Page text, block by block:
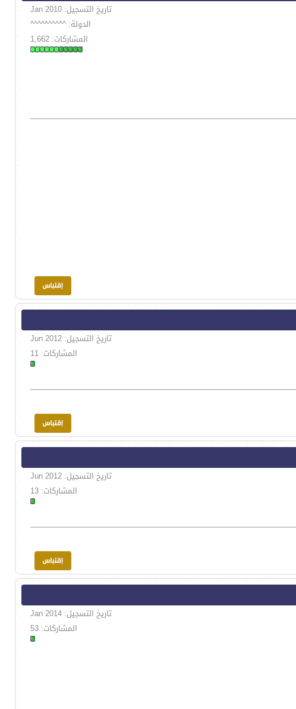
تاريخ التسجيل: Jan 2010
الدولة: ^^^^^^^^^^
المشاركات: 1,662
تاريخ التسجيل: Jun 2012
المشاركات: 11
تاريخ التسجيل: Jun 2012
المشاركات: 13
تاريخ التسجيل: Jan 2014
المشاركات: 53